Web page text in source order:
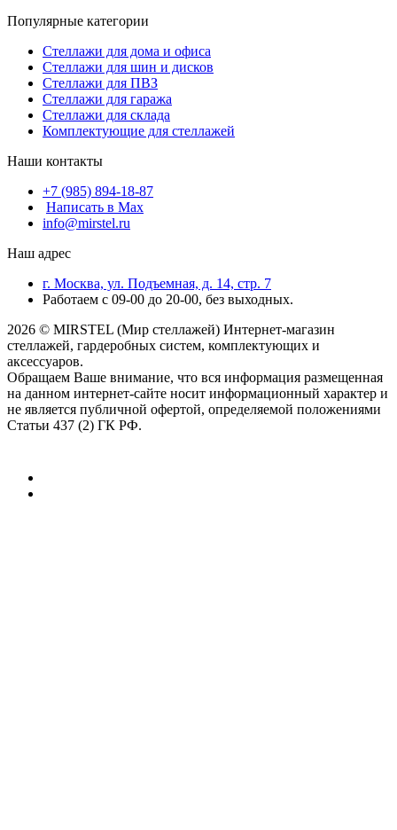
Популярные категории
Стеллажи для дома и офиса
Стеллажи для шин и дисков
Стеллажи для ПВЗ
Стеллажи для гаража
Стеллажи для склада
Комплектующие для стеллажей
Наши контакты
+7 (985) 894-18-87
Написать в Max
info@mirstel.ru
Наш адрес
г. Москва, ул. Подъемная, д. 14, стр. 7
Работаем с 09-00 до 20-00, без выходных.
2026 © MIRSTEL (Мир стеллажей) Интернет-магазин
стеллажей, гардеробных систем, комплектующих и
аксессуаров.
Обращаем Ваше внимание, что вся информация размещенная
на данном интернет-сайте носит информационный характер и
не является публичной офертой, определяемой положениями
Статьи 437 (2) ГК РФ.